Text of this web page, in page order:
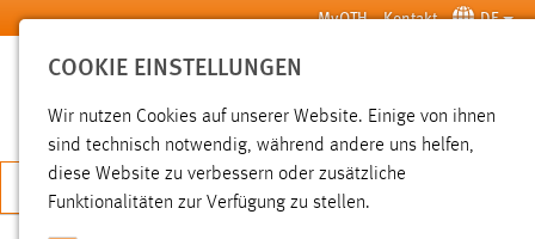
Zum Hauptinhalt springen MyOTH Kontakt DE
SUCHE
JETZT BEWERBEN
COOKIE EINSTELLUNGEN
Wir nutzen Cookies auf unserer Website. Einige von ihnen
sind technisch notwendig, während andere uns helfen,
diese Website zu verbessern oder zusätzliche
Funktionalitäten zur Verfügung zu stellen.